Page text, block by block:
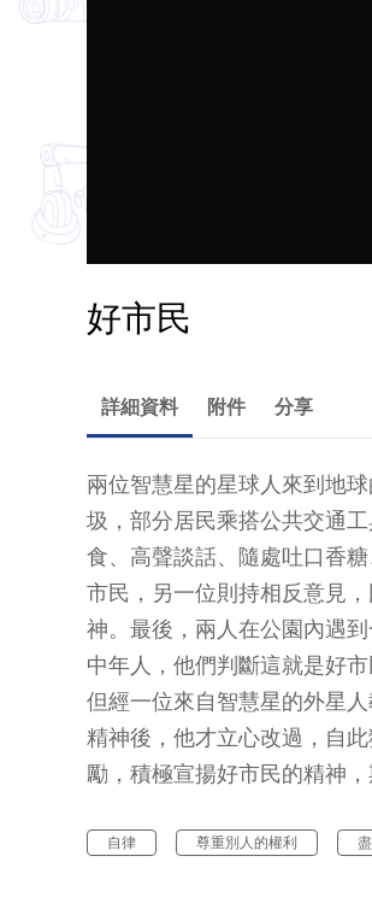
好市民
詳細資料 附件 分享
兩位智慧星的星球人來到地
圾，部分居民乘搭公共交通
食、高聲談話、隨處吐口香
市民，另一位則持相反意見
神。最後，兩人在公園內遇
中年人，他們判斷這就是好
但經一位來自智慧星的外星
精神後，他才立心改過，自
勵，積極宣揚好市民的精神
自律 尊重別人的權利